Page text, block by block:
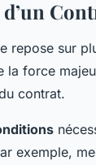
repose sur
la force
contrat.
exemple,